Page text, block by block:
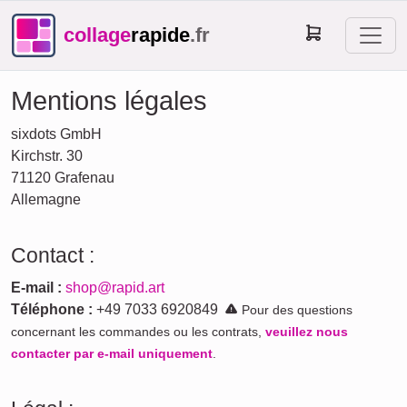
collagerapide.fr
Mentions légales
sixdots GmbH
Kirchstr. 30
71120 Grafenau
Allemagne
Contact :
E-mail : shop@rapid.art
Téléphone : +49 7033 6920849
Pour des questions
concernant les commandes ou les contrats, veuillez nous
contacter par e-mail uniquement